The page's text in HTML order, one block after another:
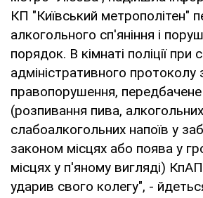
КП "Київський метрополітен"
алкогольного сп'яніння і
порядок. В кімнаті поліції при
адміністративного протоколу
правопорушення,
(розпивання пива,
слабоалкогольних напоїв у
законом місцях або поява у
місцях у п'яному вигляді)
ударив свого колегу", -